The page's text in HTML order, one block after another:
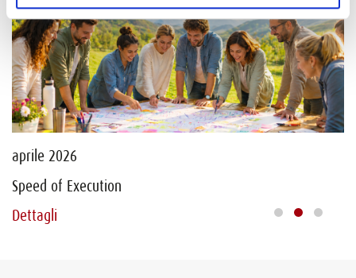
aprile 2026
Speed of Execution
Dettagli